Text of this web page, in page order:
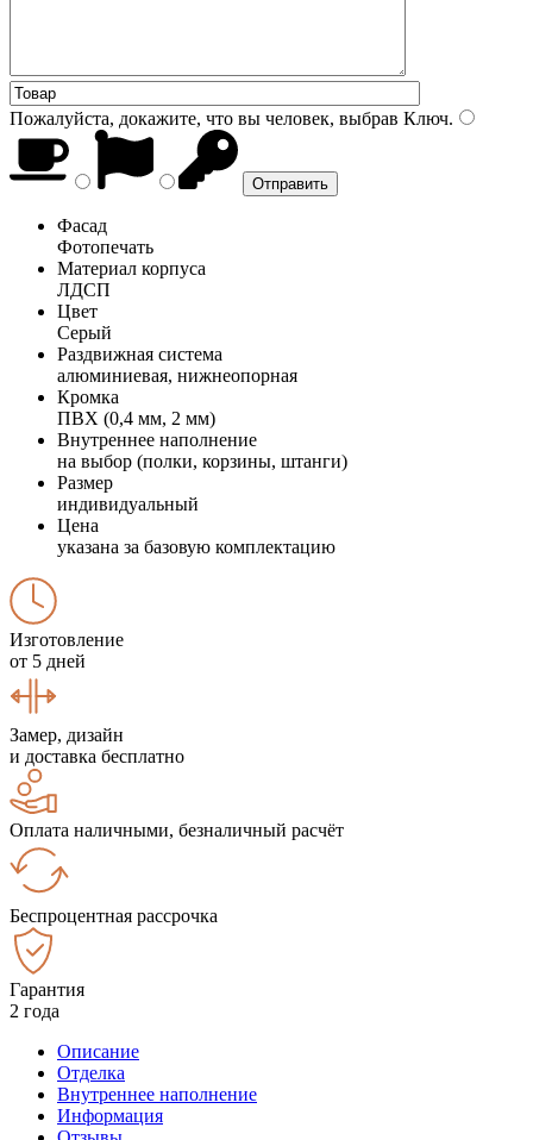
Пожалуйста, докажите, что вы человек, выбрав Ключ.
Фасад
Фотопечать
Материал корпуса
ЛДСП
Цвет
Серый
Раздвижная система
алюминиевая, нижнеопорная
Кромка
ПВХ (0,4 мм, 2 мм)
Внутреннее наполнение
на выбор (полки, корзины, штанги)
Размер
индивидуальный
Цена
указана за базовую комплектацию
Изготовление
от 5 дней
Замер, дизайн
и доставка бесплатно
Оплата наличными, безналичный расчёт
Беспроцентная рассрочка
Гарантия
2 года
Описание
Отделка
Внутреннее наполнение
Информация